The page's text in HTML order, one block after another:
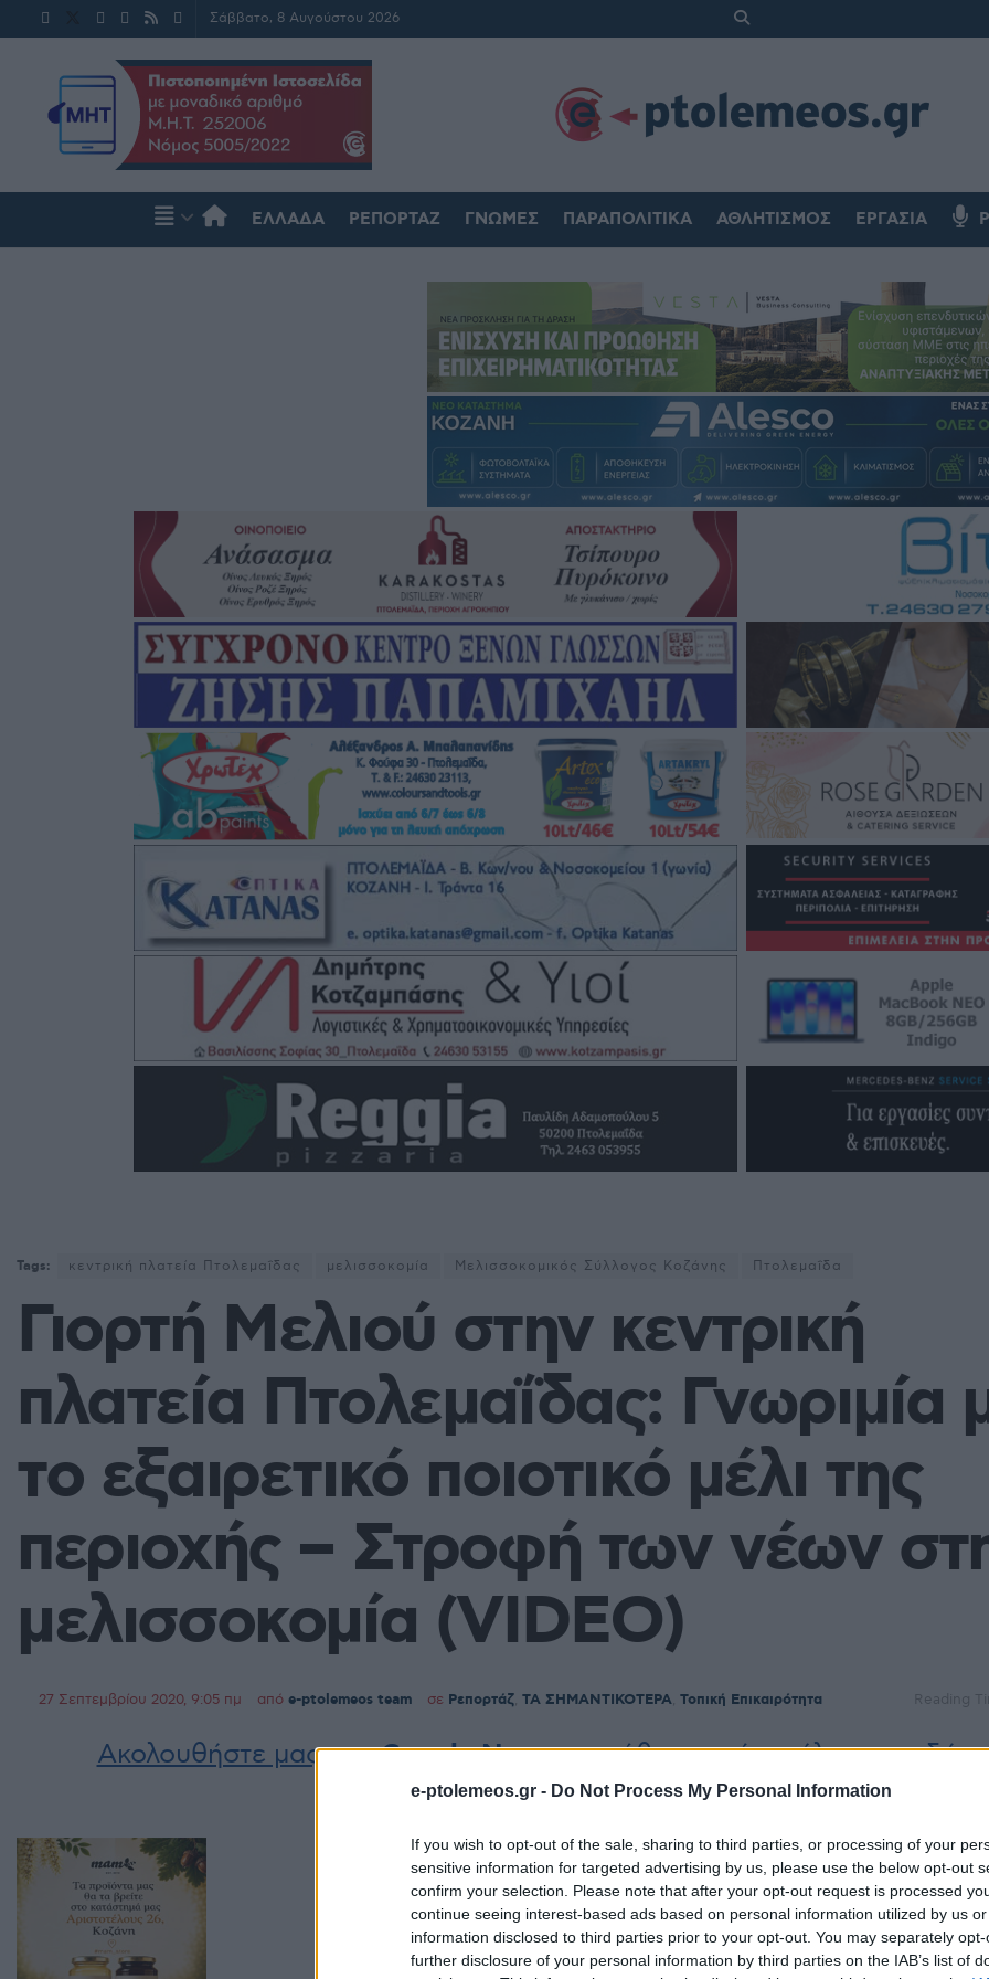
e-ptolemeos.gr - Do Not Process My Personal Information
If you wish to opt-out of the sale, sharing to third parties, or processing of your
sensitive information for targeted advertising by us, please use the below opt-out
confirm your selection. Please note that after your opt-out request is processed
continue seeing interest-based ads based on personal information utilized by us
information disclosed to third parties prior to your opt-out. You may separately
further disclosure of your personal information by third parties on the IAB’s list of
Σάββατο, 8 Αυγούστου 2026
ΕΛΛΆΔΑ ΡΕΠΟΡΤΆΖ ΓΝΏΜΕΣ ΠΑΡΑΠΟΛΙΤΙΚΆ ΑΘΛΗΤΙΣΜΌΣ ΕΡΓΑΣΊΑ
Tags: κεντρική πλατεία Πτολεμαΐδας μελισσοκομία Μελισσοκομικός Σύλλογος Κοζάνης Πτολεμαΐδα
Γιορτή Μελιού στην κεντρική
πλατεία Πτολεμαΐδας: Γνωριμία
το εξαιρετικό ποιοτικό μέλι της
περιοχής – Στροφή των νέων
μελισσοκομία (VIDEO)
27 Σεπτεμβρίου 2020, 9:05 πμ από e-ptolemeos team σε Ρεπορτάζ ΤΑ ΣΗΜΑΝΤΙΚΟΤΕΡΑ Τοπική Επικαιρότητα Reading
Ακολουθήστε μας στοGoogle Newsκαι μάθετε πρώτοι όλες τις